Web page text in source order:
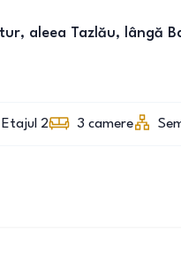
aleea Tazlău, lângă
Etajul 2 3 camere